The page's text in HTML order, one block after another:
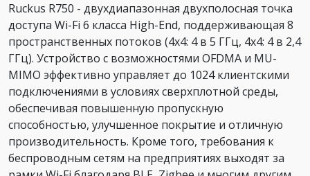
Ruckus R750 - двухдиапазонная двухполосная точка
доступа Wi-Fi 6 класса High-End, поддерживающая 8
пространственных потоков (4x4: 4 в 5 ГГц, 4x4: 4 в 2,4
ГГц). Устройство с возможностями OFDMA и MU-
MIMO эффективно управляет до 1024 клиентскими
подключениями в условиях сверхплотной среды,
обеспечивая повышенную пропускную
способностью, улучшенное покрытие и отличную
производительность. Кроме того, требования к
беспроводным сетям на предприятиях выходят за